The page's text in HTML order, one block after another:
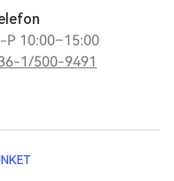
P 10:00–15:00
1/500-9491